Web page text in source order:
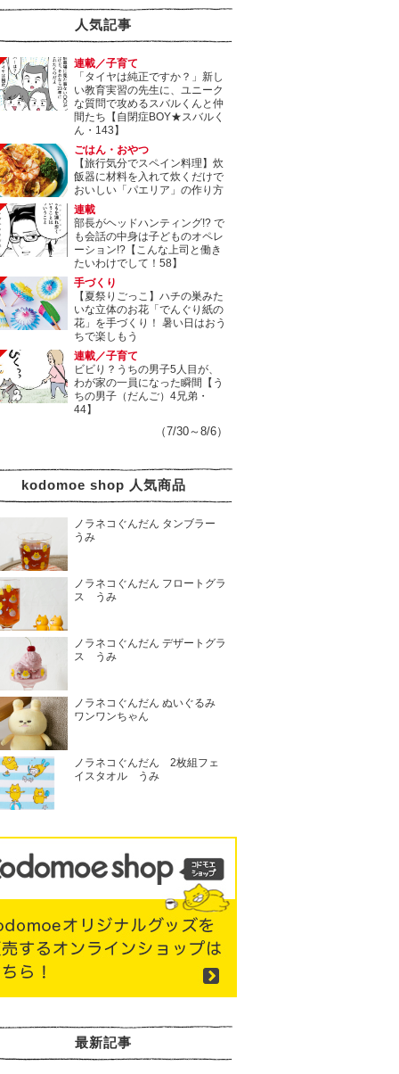
人気記事
連載／子育て
「タイヤは純正ですか？」新し
い教育実習の先生に、ユニーク
な質問で攻めるスバルくんと仲
間たち【自閉症BOY★スバルく
ん・143】
ごはん・おやつ
【旅行気分でスペイン料理】炊
飯器に材料を入れて炊くだけで
おいしい「パエリア」の作り方
連載
部長がヘッドハンティング!? で
も会話の中身は子どものオペレ
ーション!?【こんな上司と働き
たいわけでして！58】
手づくり
【夏祭りごっこ】ハチの巣みた
いな立体のお花「でんぐり紙の
花」を手づくり！ 暑い日はおう
ちで楽しもう
連載／子育て
ビビり？うちの男子5人目が、
わが家の一員になった瞬間【う
ちの男子（だんご）4兄弟・
44】
（7/30～8/6）
kodomoe shop 人気商品
ノラネコぐんだん タンブラー
うみ
ノラネコぐんだん フロートグラ
ス うみ
ノラネコぐんだん デザートグラ
ス うみ
ノラネコぐんだん ぬいぐるみ
ワンワンちゃん
ノラネコぐんだん 2枚組フェ
イスタオル うみ
最新記事